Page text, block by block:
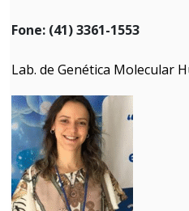
Fone: (41) 3361-1553
Lab. de Genética Molecular